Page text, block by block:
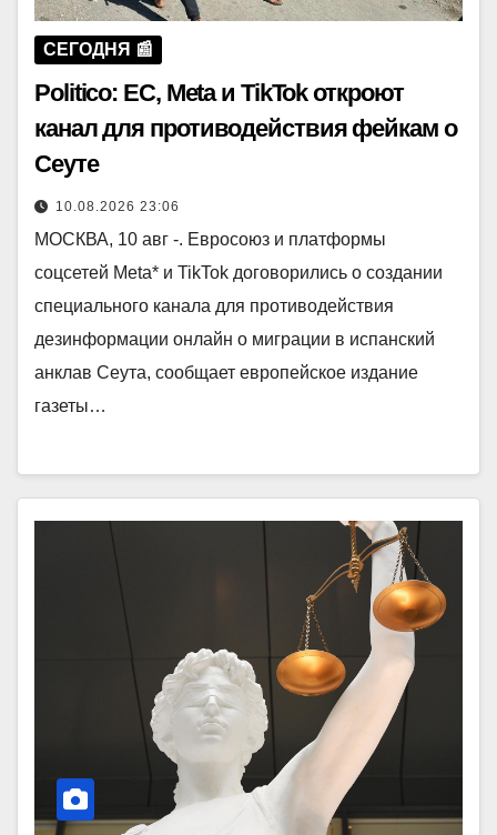
СЕГОДНЯ 📰
Politico: ЕС, Meta и TikTok откроют
канал для противодействия фейкам о
Сеуте
10.08.2026 23:06
МОСКВА, 10 авг -. Евросоюз и платформы
соцсетей Meta* и TikTok договорились о создании
специального канала для противодействия
дезинформации онлайн о миграции в испанский
анклав Сеута, сообщает европейское издание
газеты…